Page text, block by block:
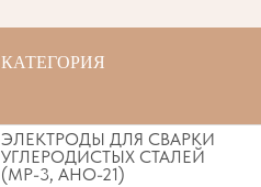
КАТЕГОРИЯ
ЭЛЕКТРОДЫ ДЛЯ СВАРКИ
УГЛЕРОДИСТЫХ СТАЛЕЙ
(МР-3, АНО-21)